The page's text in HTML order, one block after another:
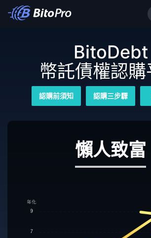
BitoDebt
幣託債權認購
認購前須知 認購三步驟
懶人致富